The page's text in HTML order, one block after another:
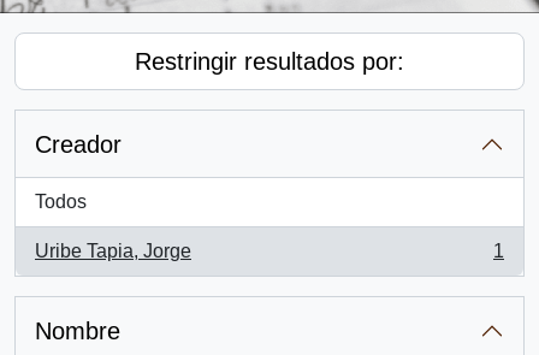
Restringir resultados por:
Creador
Todos
Uribe Tapia, Jorge
, 1 resultados
1
Nombre